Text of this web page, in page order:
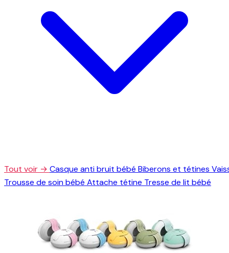
Tout voir → Casque anti bruit bébé Biberons et tétines
Trousse de soin bébé Attache tétine Tresse de lit bébé